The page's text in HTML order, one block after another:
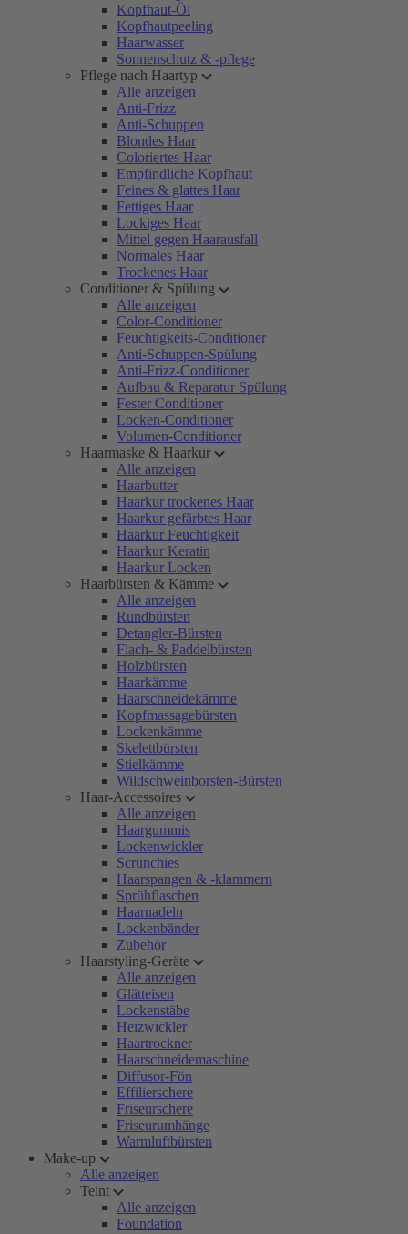
Kopfhaut-Öl
Kopfhautpeeling
Haarwasser
Sonnenschutz & -pflege
Pflege nach Haartyp
Alle anzeigen
Anti-Frizz
Anti-Schuppen
Blondes Haar
Coloriertes Haar
Empfindliche Kopfhaut
Feines & glattes Haar
Fettiges Haar
Lockiges Haar
Mittel gegen Haarausfall
Normales Haar
Trockenes Haar
Conditioner & Spülung
Alle anzeigen
Color-Conditioner
Feuchtigkeits-Conditioner
Anti-Schuppen-Spülung
Anti-Frizz-Conditioner
Aufbau & Reparatur Spülung
Fester Conditioner
Locken-Conditioner
Volumen-Conditioner
Haarmaske & Haarkur
Alle anzeigen
Haarbutter
Haarkur trockenes Haar
Haarkur gefärbtes Haar
Haarkur Feuchtigkeit
Haarkur Keratin
Haarkur Locken
Haarbürsten & Kämme
Alle anzeigen
Rundbürsten
Detangler-Bürsten
Flach- & Paddelbürsten
Holzbürsten
Haarkämme
Haarschneidekämme
Kopfmassagebürsten
Lockenkämme
Skelettbürsten
Stielkämme
Wildschweinborsten-Bürsten
Haar-Accessoires
Alle anzeigen
Haargummis
Lockenwickler
Scrunchies
Haarspangen & -klammern
Sprühflaschen
Haarnadeln
Lockenbänder
Zubehör
Haarstyling-Geräte
Alle anzeigen
Glätteisen
Lockenstäbe
Heizwickler
Haartrockner
Haarschneidemaschine
Diffusor-Fön
Effilierschere
Friseurschere
Friseurumhänge
Warmluftbürsten
Make-up
Alle anzeigen
Teint
Alle anzeigen
Foundation